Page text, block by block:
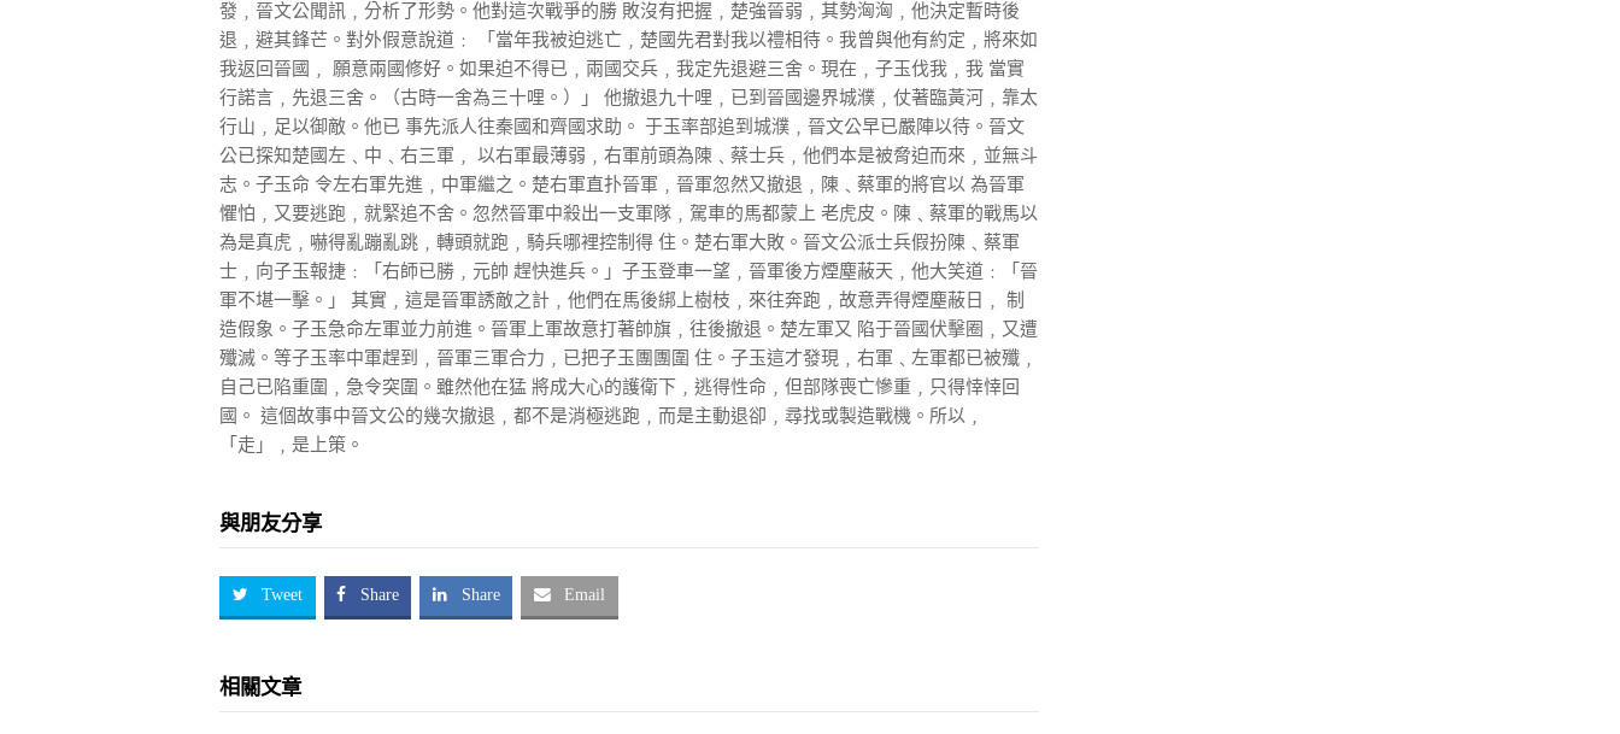
發﹐晉文公聞訊﹐分析了形勢。他對這次戰爭的勝 敗沒有把握﹐楚強晉弱﹐其勢洶洶﹐他決定暫時後
退﹐避其鋒芒。對外假意說道﹕ 「當年我被迫逃亡﹐楚國先君對我以禮相待。我曾與他有約定﹐將來如
我返回晉國﹐ 願意兩國修好。如果迫不得已﹐兩國交兵﹐我定先退避三舍。現在﹐子玉伐我﹐我 當實
行諾言﹐先退三舍。（古時一舍為三十哩。）」 他撤退九十哩﹐已到晉國邊界城濮﹐仗著臨黃河﹐靠太
行山﹐足以御敵。他已 事先派人往秦國和齊國求助。 于玉率部追到城濮﹐晉文公早已嚴陣以待。晉文
公已探知楚國左﹑中﹑右三軍﹐ 以右軍最薄弱﹐右軍前頭為陳﹑蔡士兵﹐他們本是被脅迫而來﹐並無斗
志。子玉命 令左右軍先進﹐中軍繼之。楚右軍直扑晉軍﹐晉軍忽然又撤退﹐陳﹑蔡軍的將官以 為晉軍
懼怕﹐又要逃跑﹐就緊追不舍。忽然晉軍中殺出一支軍隊﹐駕車的馬都蒙上 老虎皮。陳﹑蔡軍的戰馬以
為是真虎﹐嚇得亂蹦亂跳﹐轉頭就跑﹐騎兵哪裡控制得 住。楚右軍大敗。晉文公派士兵假扮陳﹑蔡軍
士﹐向子玉報捷﹕「右師已勝﹐元帥 趕快進兵。」子玉登車一望﹐晉軍後方煙塵蔽天﹐他大笑道﹕「晉
軍不堪一擊。」 其實﹐這是晉軍誘敵之計﹐他們在馬後綁上樹枝﹐來往奔跑﹐故意弄得煙塵蔽日﹐ 制
造假象。子玉急命左軍並力前進。晉軍上軍故意打著帥旗﹐往後撤退。楚左軍又 陷于晉國伏擊圈﹐又遭
殲滅。等子玉率中軍趕到﹐晉軍三軍合力﹐已把子玉團團圍 住。子玉這才發現﹐右軍﹑左軍都已被殲﹐
自己已陷重圍﹐急令突圍。雖然他在猛 將成大心的護衛下﹐逃得性命﹐但部隊喪亡慘重﹐只得悻悻回
國。 這個故事中晉文公的幾次撤退﹐都不是消極逃跑﹐而是主動退卻﹐尋找或製造戰機。所以﹐
「走」﹐是上策。
與朋友分享
Tweet Share Share Email
相關文章